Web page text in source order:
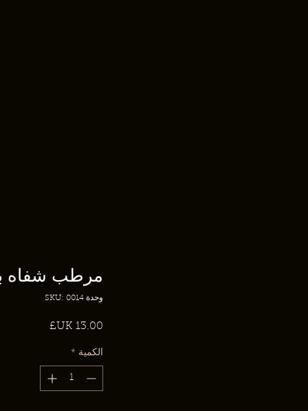
مرطب شفاه
وحدة SKU: 0014
السعر
الكمية *